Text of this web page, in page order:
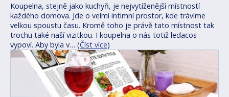
Koupelna, stejně jako kuchyň, je nejvytíženější místností
každého domova. Jde o velmi intimní prostor, kde trávíme
velkou spoustu času. Kromě toho je právě tato místnost tak
trochu také naší vizitkou. I koupelna o nás totiž ledacos
vypoví. Aby byla v… (Číst více)